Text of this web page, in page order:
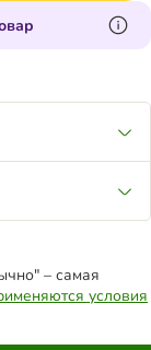
– самая
условия